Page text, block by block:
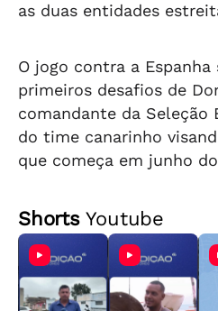
as duas entidades
O jogo contra a Espanha
primeiros desafios de
comandante da Seleção
do time canarinho
que começa em junho
ShortsYoutube